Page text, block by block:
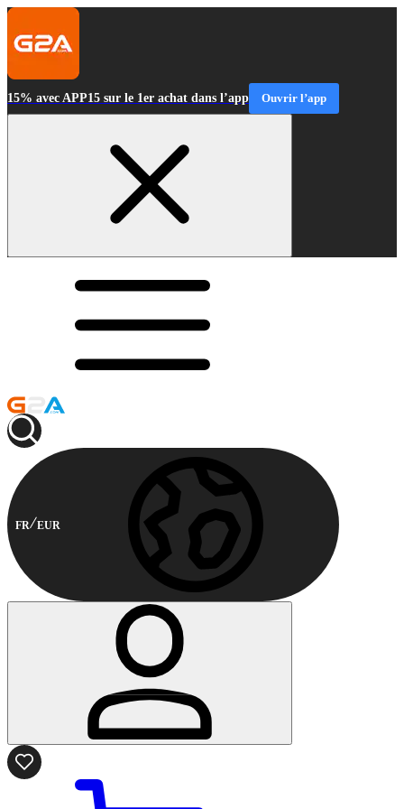
15% avec APP15 sur le 1er achat dans l’app Ouvrir l’app
FR EUR